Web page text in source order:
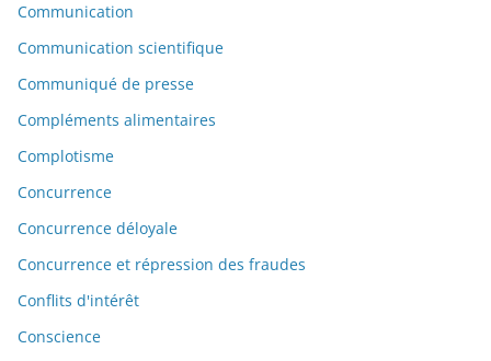
Communication
Communication scientifique
Communiqué de presse
Compléments alimentaires
Complotisme
Concurrence
Concurrence déloyale
Concurrence et répression des fraudes
Conflits d'intérêt
Conscience